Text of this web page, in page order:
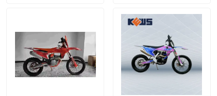
Путешествие фабрики